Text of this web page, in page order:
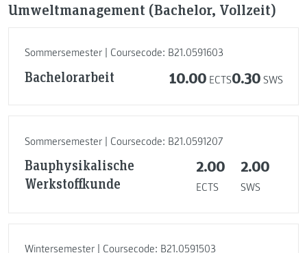
Umweltmanagement (Bachelor, Vollzeit)
Sommersemester | Coursecode: B21.0591603
Bachelorarbeit 10.00 ECTS0.30 SWS
Sommersemester | Coursecode: B21.0591207
Bauphysikalische
Werkstoffkunde
2.00
ECTS
2.00
SWS
Wintersemester | Coursecode: B21.0591503